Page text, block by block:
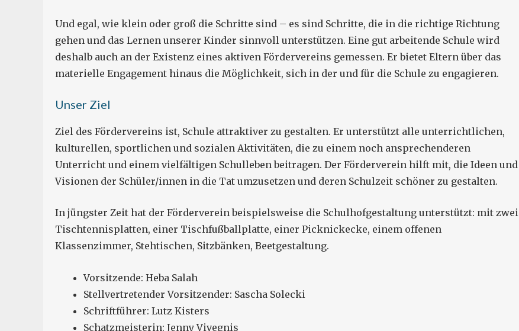
Und egal, wie klein oder groß die Schritte sind – es sind Schritte, die in die richtige Richtung
gehen und das Lernen unserer Kinder sinnvoll unterstützen. Eine gut arbeitende Schule wird
deshalb auch an der Existenz eines aktiven Fördervereins gemessen. Er bietet Eltern über das
materielle Engagement hinaus die Möglichkeit, sich in der und für die Schule zu engagieren.
Unser Ziel
Ziel des Fördervereins ist, Schule attraktiver zu gestalten. Er unterstützt alle unterrichtlichen,
kulturellen, sportlichen und sozialen Aktivitäten, die zu einem noch ansprechenderen
Unterricht und einem vielfältigen Schulleben beitragen. Der Förderverein hilft mit, die Ideen und
Visionen der Schüler/innen in die Tat umzusetzen und deren Schulzeit schöner zu gestalten.
In jüngster Zeit hat der Förderverein beispielsweise die Schulhofgestaltung unterstützt: mit zwei
Tischtennisplatten, einer Tischfußballplatte, einer Picknickecke, einem offenen
Klassenzimmer, Stehtischen, Sitzbänken, Beetgestaltung.
Vorsitzende: Heba Salah
Stellvertretender Vorsitzender: Sascha Solecki
Schriftführer: Lutz Kisters
Schatzmeisterin: Jenny Vivegnis